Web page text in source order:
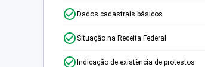
Dados cadastrais básicos
Situação na Receita Federal
Indicação de existência de protestos